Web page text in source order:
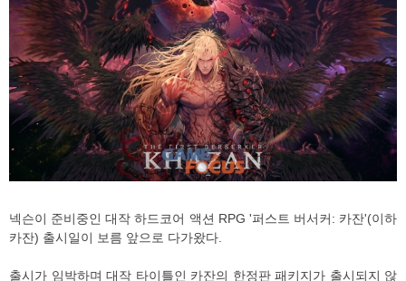
넥슨이 준비중인 대작 하드코어 액션 RPG '퍼스트 버서커: 카잔'(이하
카잔) 출시일이 보름 앞으로 다가왔다.
출시가 임박하며 대작 타이틀인 카잔의 한정판 패키지가 출시되지 않